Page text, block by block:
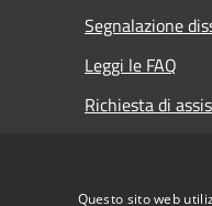
Segnalazione
Leggi le FAQ
Richiesta di
Questo sito web